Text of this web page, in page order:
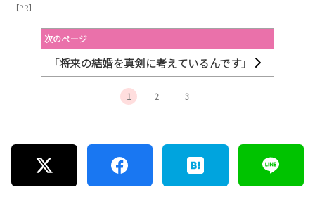
【PR】
次のページ
「将来の結婚を真剣に考えているんです」
1 2 3